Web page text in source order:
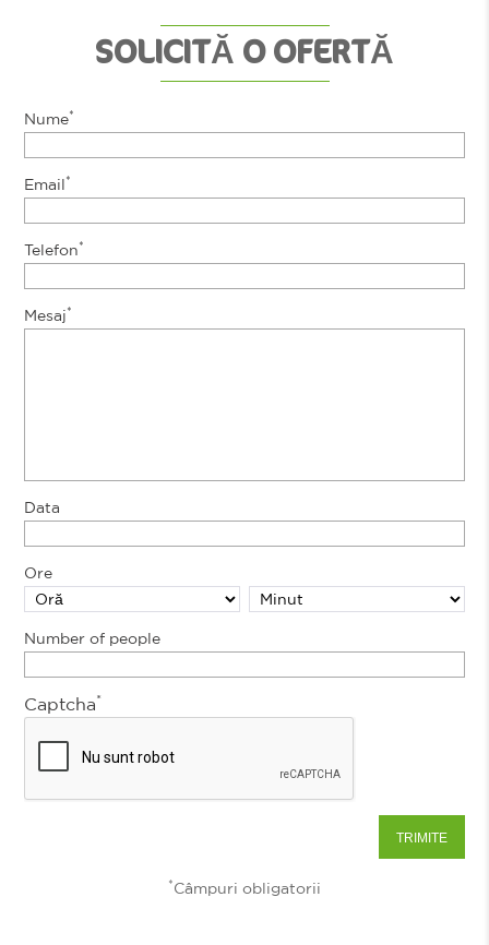
SOLICITĂ O OFERTĂ
Nume*
Email*
Telefon*
Mesaj*
Data
Ore
Number of people
Captcha*
*Câmpuri obligatorii